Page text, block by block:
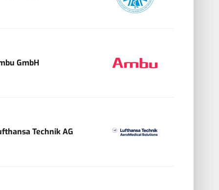
GmbH
Technik AG